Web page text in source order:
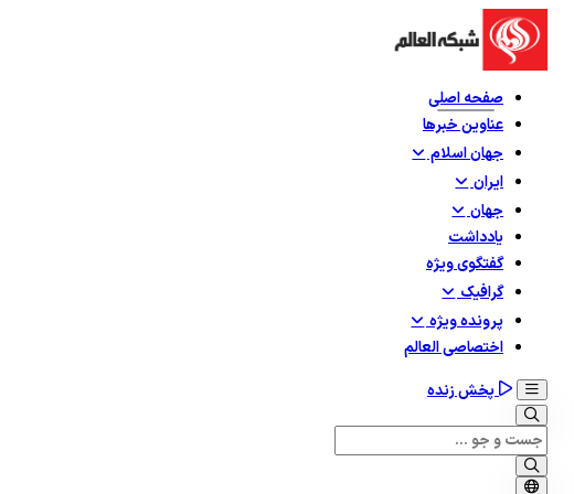
صفحه اصلی
عناوین خبرها
جهان اسلام
ایران
جهان
یادداشت
گفتگوی ویژه
گرافيک
پرونده ویژه
اختصاصی العالم
پخش زنده